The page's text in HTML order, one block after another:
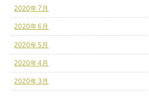
2020年7月
2020年6月
2020年5月
2020年4月
2020年3月